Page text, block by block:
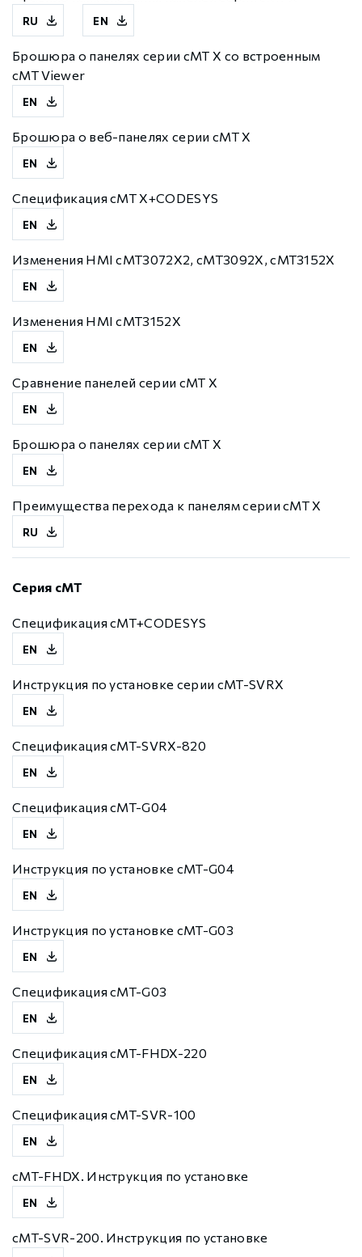
RU EN
Брошюра о панелях серии cMT X со встроенным
cMT Viewer
EN
Брошюра о веб-панелях серии cMT X
EN
Спецификация cMT X+CODESYS
EN
Изменения HMI cMT3072X2, cMT3092X, cMT3152X
EN
Изменения HMI cMT3152X
EN
Сравнение панелей серии cMT X
EN
Брошюра о панелях серии cMT X
EN
Преимущества перехода к панелям серии cMT X
RU
Серия cMT
Спецификация cMT+CODESYS
EN
Инструкция по установке серии cMT-SVRX
EN
Спецификация cMT-SVRX-820
EN
Спецификация cMT-G04
EN
Инструкция по установке cMT-G04
EN
Инструкция по установке cMT-G03
EN
Спецификация cMT-G03
EN
Спецификация cMT-FHDX-220
EN
Спецификация cMT-SVR-100
EN
cMT-FHDX. Инструкция по установке
EN
cMT-SVR-200. Инструкция по установке